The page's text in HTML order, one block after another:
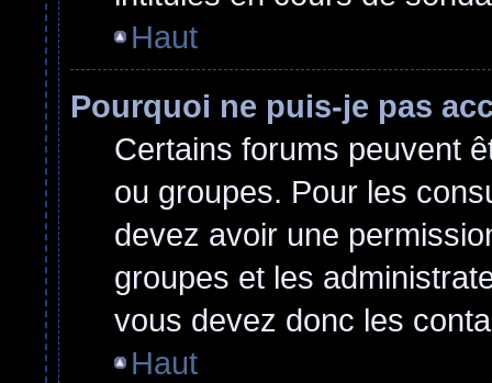
Haut
Pourquoi ne puis-je pas
Certains forums peuvent
ou groupes. Pour les
devez avoir une
groupes et les
vous devez donc les
Haut